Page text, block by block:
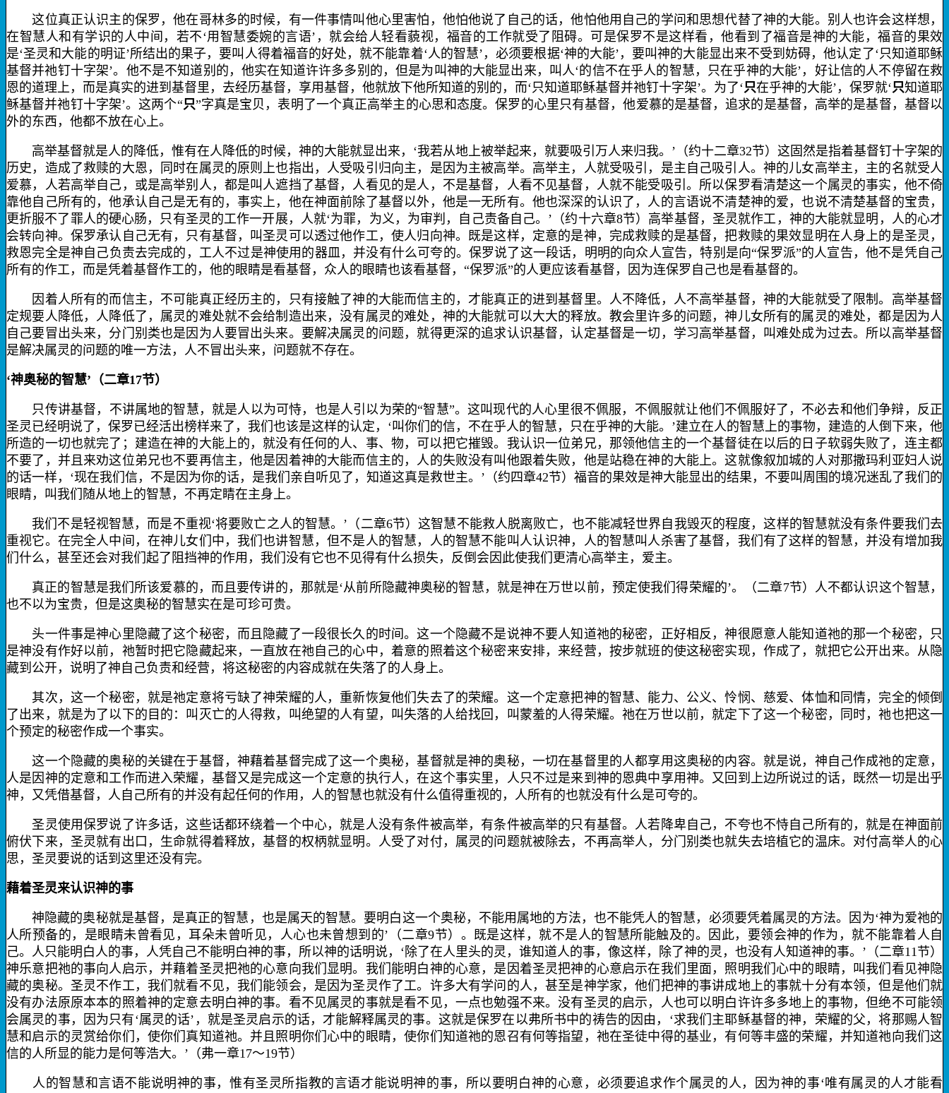
这位真正认识主的保罗，他在哥林多的时候，有一件事情叫他心里害怕，他怕他说了自己的话，他怕他用自己的学问和思想代替了神的大能。别人也许会这样想，
在智慧人和有学识的人中间，若不‘用智慧委婉的言语’，就会给人轻看藐视，福音的工作就受了阻碍。可是保罗不是这样看，他看到了福音是神的大能，福音的果效
是‘圣灵和大能的明证’所结出的果子，要叫人得着福音的好处，就不能靠着‘人的智慧’，必须要根据‘神的大能’，要叫神的大能显出来不受到妨碍，他认定了‘只知道耶稣
基督并祂钉十字架’。他不是不知道别的，他实在知道许许多多别的，但是为叫神的大能显出来，叫人‘的信不在乎人的智慧，只在乎神的大能’，好让信的人不停留在救
恩的道理上，而是真实的进到基督里，去经历基督，享用基督，他就放下他所知道的别的，而‘只知道耶稣基督并祂钉十字架’。为了‘只在乎神的大能’，保罗就‘只知道耶
稣基督并祂钉十字架’。这两个“只”字真是宝贝，表明了一个真正高举主的心思和态度。保罗的心里只有基督，他爱慕的是基督，追求的是基督，高举的是基督，基督以
外的东西，他都不放在心上。
高举基督就是人的降低，惟有在人降低的时候，神的大能就显出来，‘我若从地上被举起来，就要吸引万人来归我。’（约十二章32节）这固然是指着基督钉十字架的
历史，造成了救赎的大恩，同时在属灵的原则上也指出，人受吸引归向主，是因为主被高举。高举主，人就受吸引，是主自己吸引人。神的儿女高举主，主的名就受人
爱慕，人若高举自己，或是高举别人，都是叫人遮挡了基督，人看见的是人，不是基督，人看不见基督，人就不能受吸引。所以保罗看清楚这一个属灵的事实，他不倚
靠他自己所有的，他承认自己是无有的，事实上，他在神面前除了基督以外，他是一无所有。他也深深的认识了，人的言语说不清楚神的爱，也说不清楚基督的宝贵，
更折服不了罪人的硬心肠，只有圣灵的工作一开展，人就‘为罪，为义，为审判，自己责备自己。’（约十六章8节）高举基督，圣灵就作工，神的大能就显明，人的心才
会转向神。保罗承认自己无有，只有基督，叫圣灵可以透过他作工，使人归向神。既是这样，定意的是神，完成救赎的是基督，把救赎的果效显明在人身上的是圣灵，
救恩完全是神自己负责去完成的，工人不过是神使用的器皿，并没有什么可夸的。保罗说了这一段话，明明的向众人宣告，特别是向“保罗派”的人宣告，他不是凭自己
所有的作工，而是凭着基督作工的，他的眼睛是看基督，众人的眼睛也该看基督，“保罗派”的人更应该看基督，因为连保罗自己也是看基督的。
因着人所有的而信主，不可能真正经历主的，只有接触了神的大能而信主的，才能真正的进到基督里。人不降低，人不高举基督，神的大能就受了限制。高举基督
定规要人降低，人降低了，属灵的难处就不会给制造出来，没有属灵的难处，神的大能就可以大大的释放。教会里许多的问题，神儿女所有的属灵的难处，都是因为人
自己要冒出头来，分门别类也是因为人要冒出头来。要解决属灵的问题，就得更深的追求认识基督，认定基督是一切，学习高举基督，叫难处成为过去。所以高举基督
是解决属灵的问题的唯一方法，人不冒出头来，问题就不存在。
‘神奥秘的智慧’（二章17节）
只传讲基督，不讲属地的智慧，就是人以为可恃，也是人引以为荣的“智慧”。这叫现代的人心里很不佩服，不佩服就让他们不佩服好了，不必去和他们争辩，反正
圣灵已经明说了，保罗已经活出榜样来了，我们也该是这样的认定，‘叫你们的信，不在乎人的智慧，只在乎神的大能。’建立在人的智慧上的事物，建造的人倒下来，他
所造的一切也就完了；建造在神的大能上的，就没有任何的人、事、物，可以把它摧毁。我认识一位弟兄，那领他信主的一个基督徒在以后的日子软弱失败了，连主都
不要了，并且来劝这位弟兄也不要再信主，他是因着神的大能而信主的，人的失败没有叫他跟着失败，他是站稳在神的大能上。这就像叙加城的人对那撒玛利亚妇人说
的话一样，‘现在我们信，不是因为你的话，是我们亲自听见了，知道这真是救世主。’（约四章42节）福音的果效是神大能显出的结果，不要叫周围的境况迷乱了我们的
眼睛，叫我们随从地上的智慧，不再定睛在主身上。
我们不是轻视智慧，而是不重视‘将要败亡之人的智慧。’（二章6节）这智慧不能救人脱离败亡，也不能减轻世界自我毁灭的程度，这样的智慧就没有条件要我们去
重视它。在完全人中间，在神儿女们中，我们也讲智慧，但不是人的智慧，人的智慧不能叫人认识神，人的智慧叫人杀害了基督，我们有了这样的智慧，并没有增加我
们什么，甚至还会对我们起了阻挡神的作用，我们没有它也不见得有什么损失，反倒会因此使我们更清心高举主，爱主。
真正的智慧是我们所该爱慕的，而且要传讲的，那就是‘从前所隐藏神奥秘的智慧，就是神在万世以前，预定使我们得荣耀的’。（二章7节）人不都认识这个智慧，
也不以为宝贵，但是这奥秘的智慧实在是可珍可贵。
头一件事是神心里隐藏了这个秘密，而且隐藏了一段很长久的时间。这一个隐藏不是说神不要人知道祂的秘密，正好相反，神很愿意人能知道祂的那一个秘密，只
是神没有作好以前，祂暂时把它隐藏起来，一直放在祂自己的心中，着意的照着这个秘密来安排，来经营，按步就班的使这秘密实现，作成了，就把它公开出来。从隐
藏到公开，说明了神自己负责和经营，将这秘密的内容成就在失落了的人身上。
其次，这一个秘密，就是祂定意将亏缺了神荣耀的人，重新恢复他们失去了的荣耀。这一个定意把神的智慧、能力、公义、怜悯、慈爱、体恤和同情，完全的倾倒
了出来，就是为了以下的目的：叫灭亡的人得救，叫绝望的人有望，叫失落的人给找回，叫蒙羞的人得荣耀。祂在万世以前，就定下了这一个秘密，同时，祂也把这一
个预定的秘密作成一个事实。
这一个隐藏的奥秘的关键在于基督，神藉着基督完成了这一个奥秘，基督就是神的奥秘，一切在基督里的人都享用这奥秘的内容。就是说，神自己作成祂的定意，
人是因神的定意和工作而进入荣耀，基督又是完成这一个定意的执行人，在这个事实里，人只不过是来到神的恩典中享用神。又回到上边所说过的话，既然一切是出乎
神，又凭借基督，人自己所有的并没有起任何的作用，人的智慧也就没有什么值得重视的，人所有的也就没有什么是可夸的。
圣灵使用保罗说了许多话，这些话都环绕着一个中心，就是人没有条件被高举，有条件被高举的只有基督。人若降卑自己，不夸也不恃自己所有的，就是在神面前
俯伏下来，圣灵就有出口，生命就得着释放，基督的权柄就显明。人受了对付，属灵的问题就被除去，不再高举人，分门别类也就失去培植它的温床。对付高举人的心
思，圣灵要说的话到这里还没有完。
藉着圣灵来认识神的事
神隐藏的奥秘就是基督，是真正的智慧，也是属天的智慧。要明白这一个奥秘，不能用属地的方法，也不能凭人的智慧，必须要凭着属灵的方法。因为‘神为爱祂的
人所预备的，是眼睛未曾看见，耳朵未曾听见，人心也未曾想到的’（二章9节）。既是这样，就不是人的智慧所能触及的。因此，要领会神的作为，就不能靠着人自
己。人只能明白人的事，人凭自己不能明白神的事，所以神的话明说，‘除了在人里头的灵，谁知道人的事，像这样，除了神的灵，也没有人知道神的事。’（二章11节）
神乐意把祂的事向人启示，并藉着圣灵把祂的心意向我们显明。我们能明白神的心意，是因着圣灵把神的心意启示在我们里面，照明我们心中的眼睛，叫我们看见神隐
藏的奥秘。圣灵不作工，我们就看不见，我们能领会，是因为圣灵作了工。许多大有学问的人，甚至是神学家，他们把神的事讲成地上的事就十分有本领，但是他们就
没有办法原原本本的照着神的定意去明白神的事。看不见属灵的事就是看不见，一点也勉强不来。没有圣灵的启示，人也可以明白许许多多地上的事物，但绝不可能领
会属灵的事，因为只有‘属灵的话’，就是圣灵启示的话，才能解释属灵的事。这就是保罗在以弗所书中的祷告的因由，‘求我们主耶稣基督的神，荣耀的父，将那赐人智
慧和启示的灵赏给你们，使你们真知道祂。并且照明你们心中的眼睛，使你们知道祂的恩召有何等指望，祂在圣徒中得的基业，有何等丰盛的荣耀，并知道祂向我们这
信的人所显的能力是何等浩大。’（弗一章17～19节）
人的智慧和言语不能说明神的事，惟有圣灵所指教的言语才能说明神的事，所以要明白神的心意，必须要追求作个属灵的人，因为神的事‘唯有属灵的人才能看